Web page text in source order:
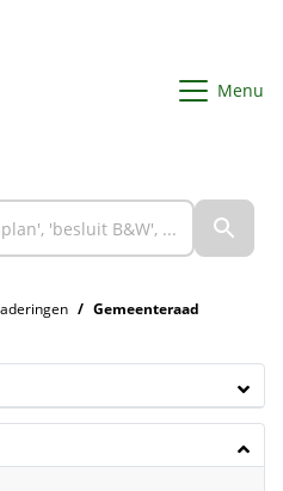
Menu
Gemeenteraad